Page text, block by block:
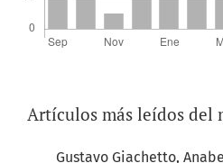
Artículos más leídos del
Gustavo Giachetto,